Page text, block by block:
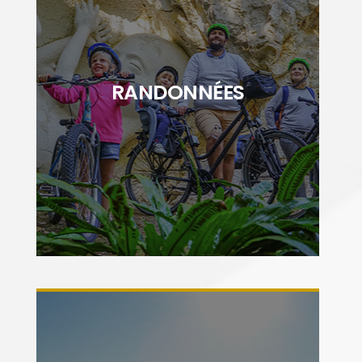
RANDONNÉES
"Découvrez ou redécouvrez les paysages
Cœur de Saintonge à pied ou à vélo. Entre
nature et patrimoine, vous serez charmé par
la richesse du territoire"
DÉCOUVRIR